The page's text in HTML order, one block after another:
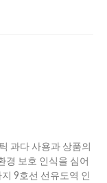
과다 사용과 상품의
경 보호 인식을 심어
9호선 선유도역 인